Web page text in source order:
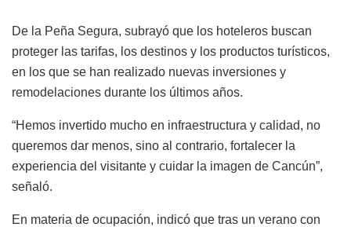
De la Peña Segura, subrayó que los hoteleros buscan
proteger las tarifas, los destinos y los productos turísticos,
en los que se han realizado nuevas inversiones y
remodelaciones durante los últimos años.
“Hemos invertido mucho en infraestructura y calidad, no
queremos dar menos, sino al contrario, fortalecer la
experiencia del visitante y cuidar la imagen de Cancún”,
señaló.
En materia de ocupación, indicó que tras un verano con